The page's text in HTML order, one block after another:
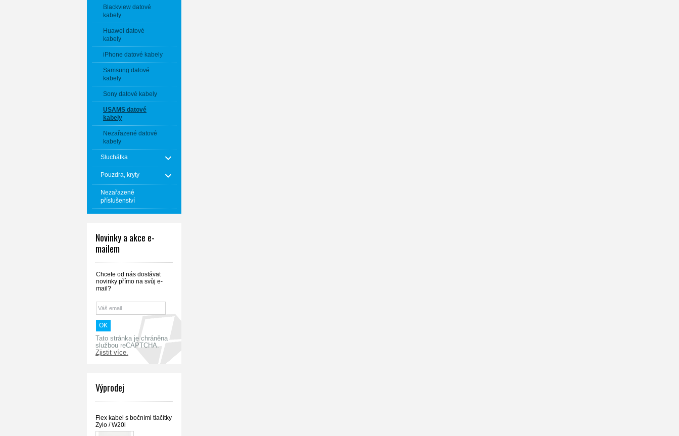
Blackview datové
kabely
Huawei datové
kabely
iPhone datové kabely
Samsung datové
kabely
Sony datové kabely
USAMS datové
kabely
Nezařazené datové
kabely
Sluchátka
Pouzdra, kryty
Nezařazené
příslušenství
Novinky a akce e-
mailem
Chcete od nás dostávat
novinky přímo na svůj e-
mail?
Tato stránka je chráněna
službou reCAPTCHA.
Zjistit více.
Výprodej
Flex kabel s bočními tlačítky
Zylo / W20i